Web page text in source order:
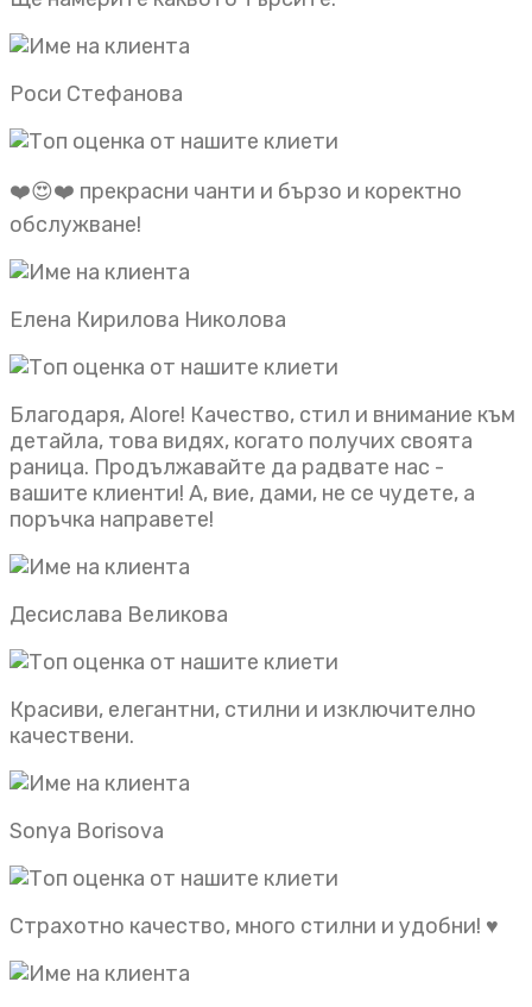
Роси Стефанова
❤️😍❤️ прекрасни чанти и бързо и коректно
обслужване!
Елена Кирилова Николова
Благодаря, Alore! Качество, стил и внимание към
детайла, това видях, когато получих своята
раница. Продължавайте да радвате нас -
вашите клиенти! А, вие, дами, не се чудете, а
поръчка направете!
Десислава Великова
Красиви, елегантни, стилни и изключително
качествени.
Sonya Borisova
Страхотно качество, много стилни и удобни! ♥️